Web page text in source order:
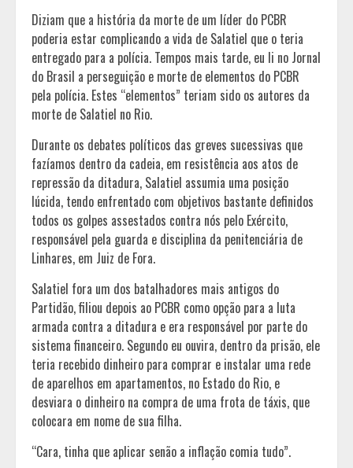
Diziam que a história da morte de um líder do PCBR
poderia estar complicando a vida de Salatiel que o teria
entregado para a polícia. Tempos mais tarde, eu li no Jornal
do Brasil a perseguição e morte de elementos do PCBR
pela polícia. Estes “elementos” teriam sido os autores da
morte de Salatiel no Rio.
Durante os debates políticos das greves sucessivas que
fazíamos dentro da cadeia, em resistência aos atos de
repressão da ditadura, Salatiel assumia uma posição
lúcida, tendo enfrentado com objetivos bastante definidos
todos os golpes assestados contra nós pelo Exército,
responsável pela guarda e disciplina da penitenciária de
Linhares, em Juiz de Fora.
Salatiel fora um dos batalhadores mais antigos do
Partidão, filiou depois ao PCBR como opção para a luta
armada contra a ditadura e era responsável por parte do
sistema financeiro. Segundo eu ouvira, dentro da prisão, ele
teria recebido dinheiro para comprar e instalar uma rede
de aparelhos em apartamentos, no Estado do Rio, e
desviara o dinheiro na compra de uma frota de táxis, que
colocara em nome de sua filha.
“Cara, tinha que aplicar senão a inflação comia tudo”.